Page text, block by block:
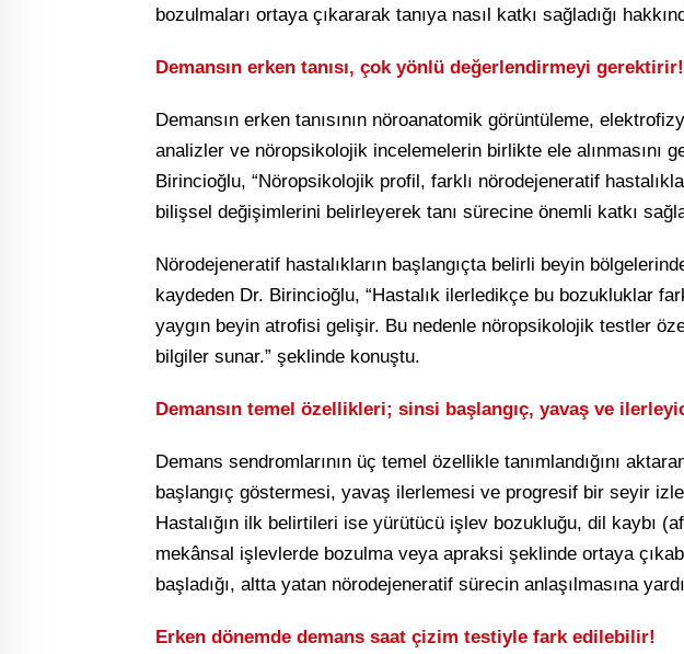
bozulmaları ortaya çıkararak tanıya nasıl katkı sağladığı
Demansın erken tanısı, çok yönlü değerlendirmeyi gerektirir!
Demansın erken tanısının nöroanatomik görüntüleme,
analizler ve nöropsikolojik incelemelerin birlikte ele alınmasını
Birincioğlu, “Nöropsikolojik profil, farklı nörodejeneratif
bilişsel değişimlerini belirleyerek tanı sürecine önemli katkı
Nörodejeneratif hastalıkların başlangıçta belirli beyin
kaydeden Dr. Birincioğlu, “Hastalık ilerledikçe bu bozukluklar
yaygın beyin atrofisi gelişir. Bu nedenle nöropsikolojik testler
bilgiler sunar.” şeklinde konuştu.
Demansın temel özellikleri; sinsi başlangıç, yavaş ve
Demans sendromlarının üç temel özellikle tanımlandığını
başlangıç göstermesi, yavaş ilerlemesi ve progresif bir seyir
Hastalığın ilk belirtileri ise yürütücü işlev bozukluğu, dil kaybı
mekânsal işlevlerde bozulma veya apraksi şeklinde ortaya
başladığı, altta yatan nörodejeneratif sürecin anlaşılmasına
Erken dönemde demans saat çizim testiyle fark edilebilir!